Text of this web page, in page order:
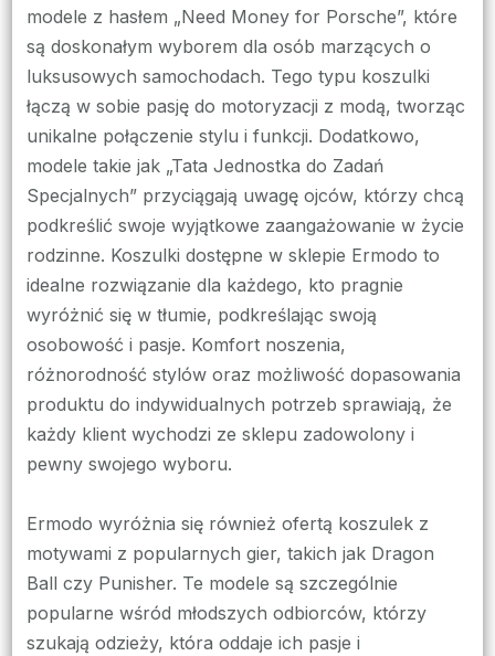
modele z hasłem „Need Money for Porsche”, które
są doskonałym wyborem dla osób marzących o
luksusowych samochodach. Tego typu koszulki
łączą w sobie pasję do motoryzacji z modą, tworząc
unikalne połączenie stylu i funkcji. Dodatkowo,
modele takie jak „Tata Jednostka do Zadań
Specjalnych” przyciągają uwagę ojców, którzy chcą
podkreślić swoje wyjątkowe zaangażowanie w życie
rodzinne. Koszulki dostępne w sklepie Ermodo to
idealne rozwiązanie dla każdego, kto pragnie
wyróżnić się w tłumie, podkreślając swoją
osobowość i pasje. Komfort noszenia,
różnorodność stylów oraz możliwość dopasowania
produktu do indywidualnych potrzeb sprawiają, że
każdy klient wychodzi ze sklepu zadowolony i
pewny swojego wyboru.
Ermodo wyróżnia się również ofertą koszulek z
motywami z popularnych gier, takich jak Dragon
Ball czy Punisher. Te modele są szczególnie
popularne wśród młodszych odbiorców, którzy
szukają odzieży, która oddaje ich pasje i